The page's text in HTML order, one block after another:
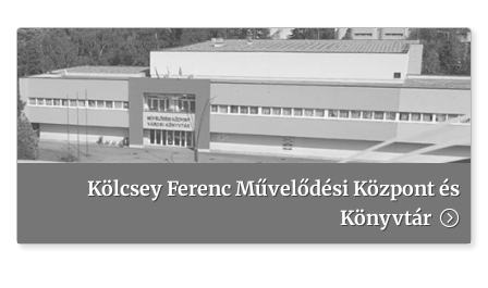
Kölcsey Ferenc Művelődési Központ és
Könyvtár